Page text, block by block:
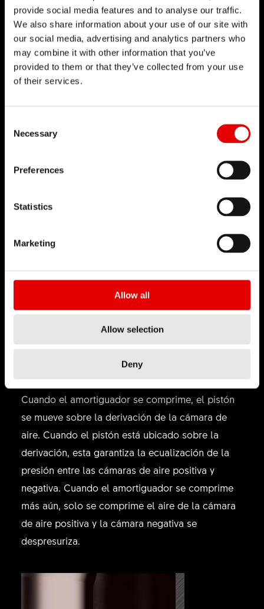
provide social media features and to analyse our traffic.
We also share information about your use of our site with
our social media, advertising and analytics partners who
may combine it with other information that you’ve
provided to them or that they’ve collected from your use
of their services.
Necessary
Preferences
Statistics
Marketing
Allow all
Allow selection
Deny
CURVA DE AMORTIGUACIÓN ESPECÍFICA
El R 232 ONE utiliza un sistema de doble cámara
mediante una derivación. Cuando el
amortiguador se extiende por completo, la
presión en la cámara de aire del lado negativo es
mayor que en la cámara de aire del lado
positivo. Reduce el esfuerzo de arranque y te
ofrece una tracción y sensibilidad perfectas.
Cuando el amortiguador se comprime, el pistón
se mueve sobre la derivación de la cámara de
aire. Cuando el pistón está ubicado sobre la
derivación, esta garantiza la ecualización de la
presión entre las cámaras de aire positiva y
negativa. Cuando el amortiguador se comprime
más aún, solo se comprime el aire de la cámara
de aire positiva y la cámara negativa se
despresuriza.